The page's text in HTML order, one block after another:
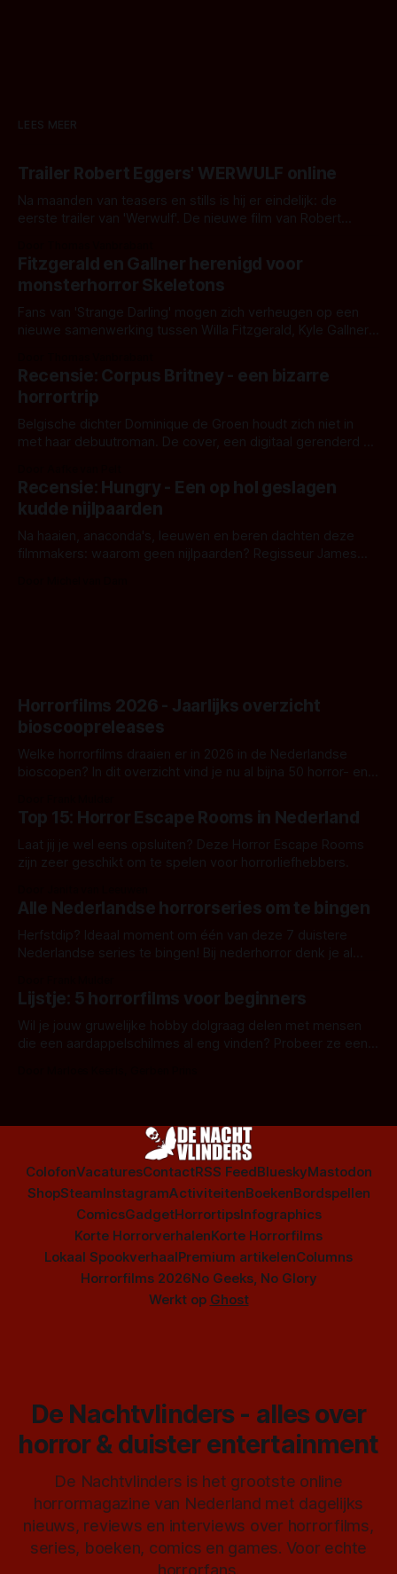
LEES MEER
Trailer Robert Eggers' WERWULF online
Na maanden van teasers en stills is hij er eindelijk: de
eerste trailer van 'Werwulf'. De nieuwe film van Robert
kille stijl vol folklore en mythe. Het topic deze keer is (kon
het het al raden?)... de weerwolf. Kijk je mee?
Fitzgerald en Gallner herenigd voor
monsterhorror Skeletons
Fans van 'Strange Darling' mogen zich verheugen op een
nieuwe samenwerking tussen Willa Fitzgerald, Kyle Gallner
'Skeletons', een nieuwe creature feature waarvoor de
opnames zijn gestart in Australië.
Recensie: Corpus Britney - een bizarre
horrortrip
Belgische dichter Dominique de Groen houdt zich niet in
met haar debuutroman. De cover, een digitaal gerenderd en
achtergrond, belooft iets kleurrijks maar onheilspellends,
iets ongrijpbaars. En dat maakt De Groen met ieder woord
waar.
Recensie: Hungry - Een op hol geslagen
kudde nijlpaarden
Na haaien, anaconda's, leeuwen en beren dachten deze
filmmakers: waarom geen nijlpaarden? Regisseur James
Horrorfilms 2026 - Jaarlijks overzicht
bioscoopreleases
Welke horrorfilms draaien er in 2026 in de Nederlandse
bioscopen? In dit overzicht vind je nu al bijna 50 horror- en
Top 15: Horror Escape Rooms in Nederland
Laat jij je wel eens opsluiten? Deze Horror Escape Rooms
zijn zeer geschikt om te spelen voor horrorliefhebbers.
Alle Nederlandse horrorseries om te bingen
Herfstdip? Ideaal moment om één van deze 7 duistere
Nederlandse series te bingen! Bij nederhorror denk je al
Amsterdamned of The Johnsons. Maar Nederlandse horror
is niet beperkt tot films. Hier een aantal Nederlandse tv-
series uit het duistere of horrorgenre. Als
Lijstje: 5 horrorfilms voor beginners
Wil je jouw gruwelijke hobby dolgraag delen met mensen
die een aardappelschilmes al eng vinden? Probeer ze eens
ColofonVacaturesContactRSS FeedBlueskyMastodon
ShopSteamInstagramActiviteitenBoekenBordspellen
ComicsGadgetHorrortipsInfographics
Korte HorrorverhalenKorte Horrorfilms
Lokaal SpookverhaalPremium artikelenColumns
Horrorfilms 2026No Geeks, No Glory
Werkt op Ghost
De Nachtvlinders - alles over
horror & duister entertainment
De Nachtvlinders is het grootste online
horrormagazine van Nederland met dagelijks
nieuws, reviews en interviews over horrorfilms,
series, boeken, comics en games. Voor echte
horrorfans.